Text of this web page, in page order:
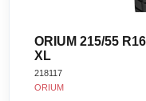
ORIUM 215/55
XL
218117
ORIUM